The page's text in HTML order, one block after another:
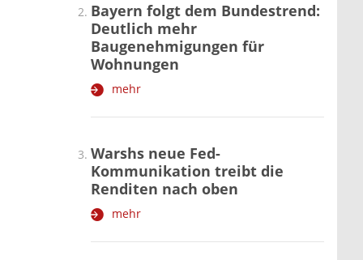
Bayern folgt dem Bundestrend:
Deutlich mehr
Baugenehmigungen für
Wohnungen
mehr
Warshs neue Fed-
Kommunikation treibt die
Renditen nach oben
mehr